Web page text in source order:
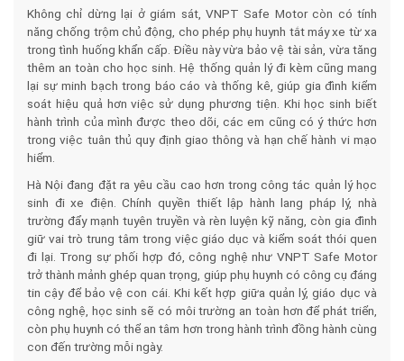
Không chỉ dừng lại ở giám sát, VNPT Safe Motor còn có tính
năng chống trộm chủ động, cho phép phụ huynh tắt máy xe từ xa
trong tình huống khẩn cấp. Điều này vừa bảo vệ tài sản, vừa tăng
thêm an toàn cho học sinh. Hệ thống quản lý đi kèm cũng mang
lại sự minh bạch trong báo cáo và thống kê, giúp gia đình kiểm
soát hiệu quả hơn việc sử dụng phương tiện. Khi học sinh biết
hành trình của mình được theo dõi, các em cũng có ý thức hơn
trong việc tuân thủ quy định giao thông và hạn chế hành vi mạo
hiểm.
Hà Nội đang đặt ra yêu cầu cao hơn trong công tác quản lý học
sinh đi xe điện. Chính quyền thiết lập hành lang pháp lý, nhà
trường đẩy mạnh tuyên truyền và rèn luyện kỹ năng, còn gia đình
giữ vai trò trung tâm trong việc giáo dục và kiểm soát thói quen
đi lại. Trong sự phối hợp đó, công nghệ như VNPT Safe Motor
trở thành mảnh ghép quan trọng, giúp phụ huynh có công cụ đáng
tin cậy để bảo vệ con cái. Khi kết hợp giữa quản lý, giáo dục và
công nghệ, học sinh sẽ có môi trường an toàn hơn để phát triển,
còn phụ huynh có thể an tâm hơn trong hành trình đồng hành cùng
con đến trường mỗi ngày.